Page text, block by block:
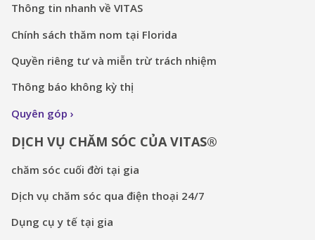
Thông tin nhanh về VITAS
Chính sách thăm nom tại Florida
Quyền riêng tư và miễn trừ trách nhiệm
Thông báo không kỳ thị
Quyên góp
DỊCH VỤ CHĂM SÓC CỦA VITAS®
chăm sóc cuối đời tại gia
Dịch vụ chăm sóc qua điện thoại 24/7
Dụng cụ y tế tại gia